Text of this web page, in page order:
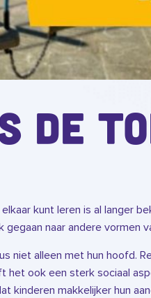
de
kunt leren is al langer
naar andere vormen
niet alleen met hun hoofd.
ook een sterk sociaal
kinderen makkelijker hun